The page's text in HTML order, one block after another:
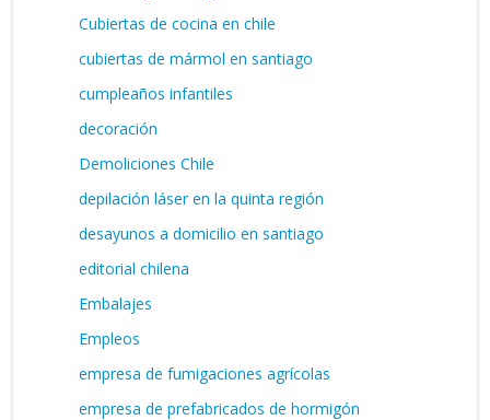
Cubiertas de cocina en chile
cubiertas de mármol en santiago
cumpleaños infantiles
decoración
Demoliciones Chile
depilación láser en la quinta región
desayunos a domicilio en santiago
editorial chilena
Embalajes
Empleos
empresa de fumigaciones agrícolas
empresa de prefabricados de hormigón